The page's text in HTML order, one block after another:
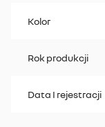
Kolor
Rok produkcji
Data I rejestracji